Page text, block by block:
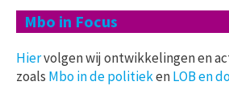
Mbo in Focus
Hiervolgen wij ontwikkelingen en
zoals Mbo in de politiekenLOB en